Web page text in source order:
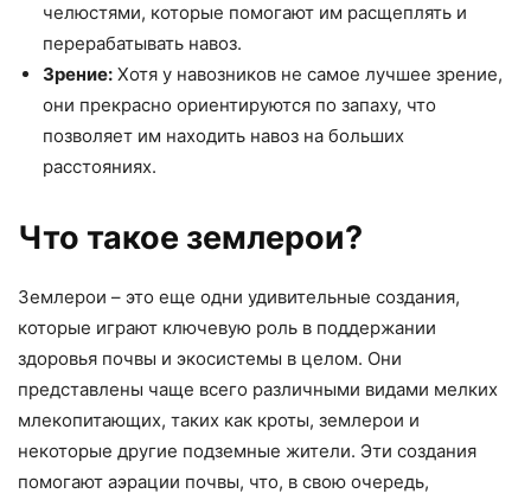
челюстями, которые помогают им расщеплять и
перерабатывать навоз.
Зрение: Хотя у навозников не самое лучшее зрение,
они прекрасно ориентируются по запаху, что
позволяет им находить навоз на больших
расстояниях.
Что такое землерои?
Землерои – это еще одни удивительные создания,
которые играют ключевую роль в поддержании
здоровья почвы и экосистемы в целом. Они
представлены чаще всего различными видами мелких
млекопитающих, таких как кроты, землерои и
некоторые другие подземные жители. Эти создания
помогают аэрации почвы, что, в свою очередь,